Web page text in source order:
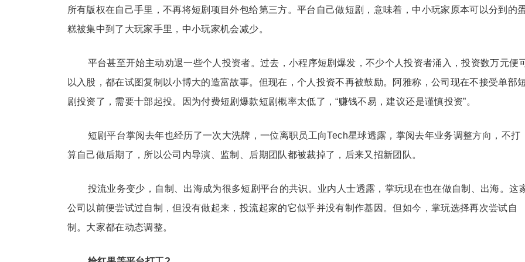
所有版权在自己手里，不再将短剧项目外包给第三方。平台自己做短剧，意味着，中小玩家原本可以分到的
糕被集中到了大玩家手里，中小玩家机会减少。
平台甚至开始主动劝退一些个人投资者。过去，小程序短剧爆发，不少个人投资者涌入，投资数万元便
以入股，都在试图复制以小博大的造富故事。但现在，个人投资不再被鼓励。阿雅称，公司现在不接受单部
剧投资了，需要十部起投。因为付费短剧爆款短剧概率太低了，“赚钱不易，建议还是谨慎投资”。
短剧平台掌阅去年也经历了一次大洗牌，一位离职员工向Tech星球透露，掌阅去年业务调整方向，不打
算自己做后期了，所以公司内导演、监制、后期团队都被裁掉了，后来又招新团队。
投流业务变少，自制、出海成为很多短剧平台的共识。业内人士透露，掌玩现在也在做自制、出海。这
公司以前便尝试过自制，但没有做起来，投流起家的它似乎并没有制作基因。但如今，掌玩选择再次尝试自
制。大家都在动态调整。